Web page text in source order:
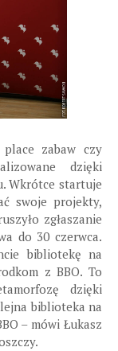
zabaw czy
dzięki
Wkrótce startuje
swoje projekty,
zgłaszanie
do 30 czerwca.
bibliotekę na
z BBO. To
dzięki
biblioteka na
– mówi Łukasz